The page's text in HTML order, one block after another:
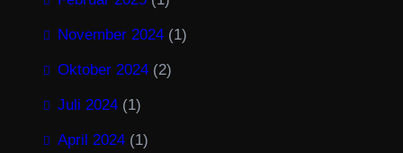
November 2024 (1)
Oktober 2024 (2)
Juli 2024 (1)
April 2024 (1)